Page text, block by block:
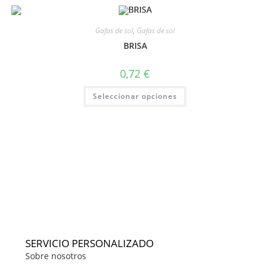
Gafas de sol, Gafas de sol
BRISA
0,72 €
Seleccionar opciones
SERVICIO PERSONALIZADO
Sobre nosotros